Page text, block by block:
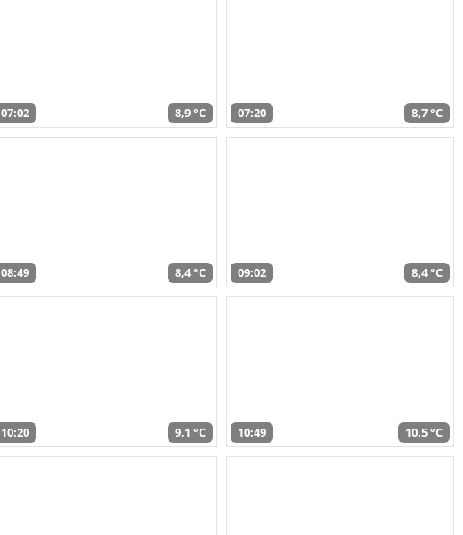
07:02 8,9 °C 07:20 8,7 °C
08:49 8,4 °C 09:02 8,4 °C
10:20 9,1 °C 10:49 10,5 °C